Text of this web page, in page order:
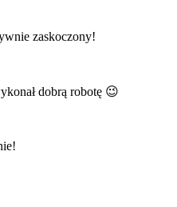
zaskoczony!
dobrą robotę 😉